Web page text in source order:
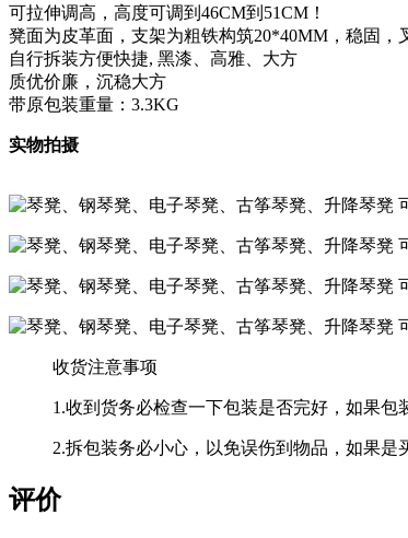
可拉伸调高，高度可调到46CM到51CM！
凳面为皮革面，支架为粗铁构筑20*40MM，稳固，
自行拆装方便快捷, 黑漆、高雅、大方
质优价廉，沉稳大方
带原包装重量：3.3KG
实物拍摄
收货注意事项
1.收到货务必检查一下包装是否完好，如果
2.拆包装务必小心，以免误伤到物品，如果是
评价